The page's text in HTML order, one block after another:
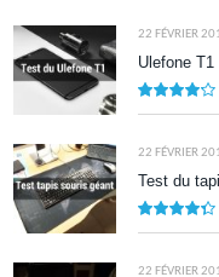
22 FÉVRIER
Ulefone
22 FÉVRIER
Test du
22 FÉVRIER